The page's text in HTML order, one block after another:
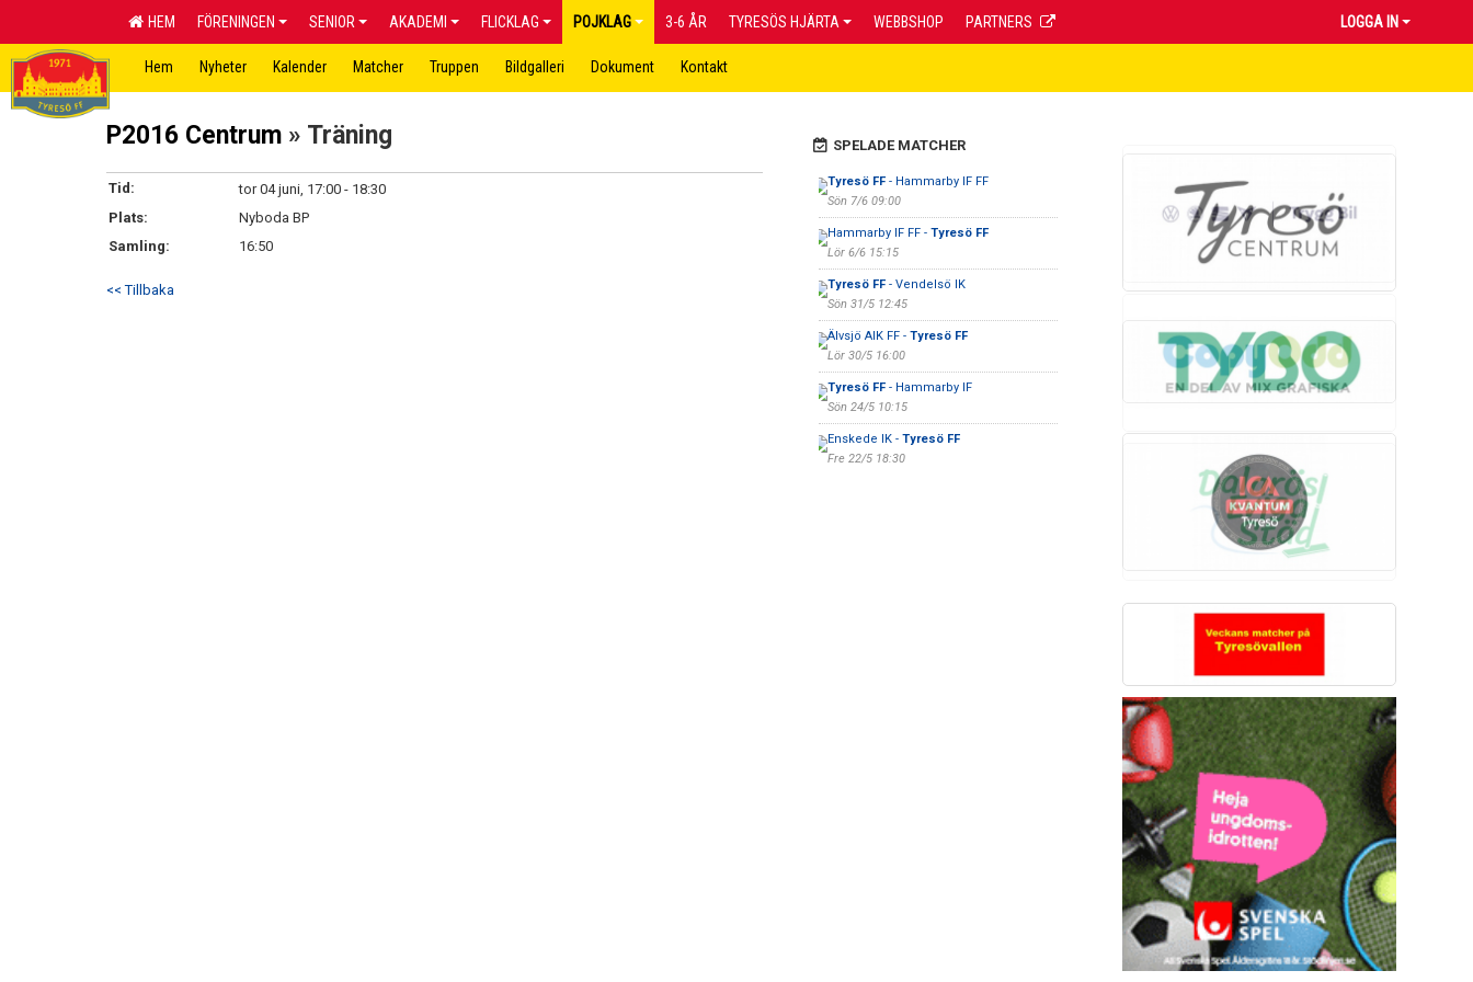
HEM FÖRENINGEN SENIOR AKADEMI FLICKLAG POJKLAG 3-6 ÅR TYRESÖS HJÄRTA WEBBSHOP PARTNERS LOGGA IN
Hem Nyheter Kalender Matcher Truppen Bildgalleri Dokument Kontakt
P2016 Centrum » Träning
Tid:
tor 04 juni, 17:00 - 18:30
Plats:
Nyboda BP
Samling:
16:50
<< Tillbaka
SPELADE MATCHER
Tyresö FF- Hammarby IF FF
Sön 7/6 09:00
Hammarby IF FF - Tyresö FF
Lör 6/6 15:15
Tyresö FF- Vendelsö IK
Sön 31/5 12:45
Älvsjö AIK FF - Tyresö FF
Lör 30/5 16:00
Tyresö FF- Hammarby IF
Sön 24/5 10:15
Enskede IK - Tyresö FF
Fre 22/5 18:30